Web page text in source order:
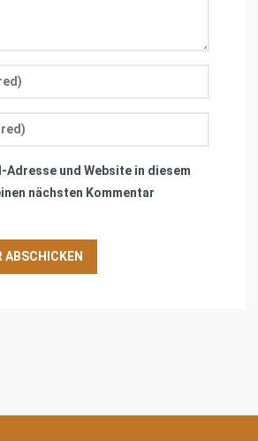
Adresse und Website in diesem
nächsten Kommentar